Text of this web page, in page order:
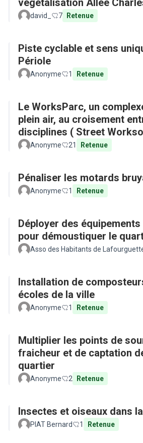
végétalisation Allée
david_ 7 Retenue
Piste cyclable et sens
Périole
Anonyme 1 Retenue
Le WorksParc, un
plein air, au croisement
disciplines ( Street
Parkour)
Anonyme 21 Retenue
Pénaliser les motards
Anonyme 1 Retenue
Déployer des
pour démoustiquer le
Asso des Habitants de
Installation de
écoles de la ville
Anonyme 1 Retenue
Multiplier les points de
fraicheur et de captation
quartier
Anonyme 2 Retenue
Insectes et oiseaux dans
PIAT Bernard 1 Retenue